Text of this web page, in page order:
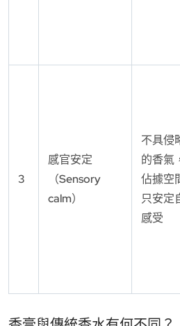
3
感官安定
（Sensory
calm）
不具侵
的香氣
佔據空
只安定
感受